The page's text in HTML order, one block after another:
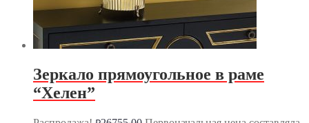
Зеркало прямоугольное в раме
“Хелен”